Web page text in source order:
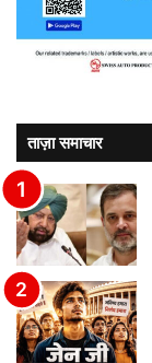
ताज़ा समाचार